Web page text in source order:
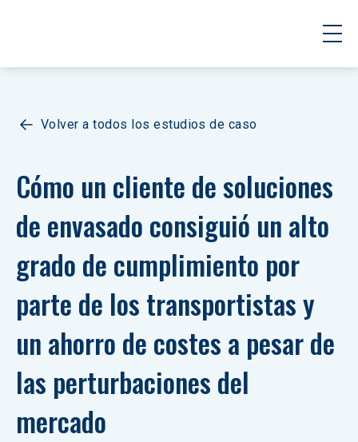
Volver a todos los estudios de caso
Cómo un cliente de soluciones
de envasado consiguió un alto
grado de cumplimiento por
parte de los transportistas y
un ahorro de costes a pesar de
las perturbaciones del
mercado